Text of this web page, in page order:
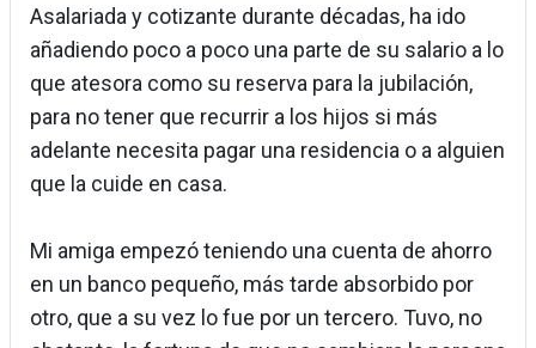
Asalariada y cotizante durante décadas, ha ido
añadiendo poco a poco una parte de su salario a lo
que atesora como su reserva para la jubilación,
para no tener que recurrir a los hijos si más
adelante necesita pagar una residencia o a alguien
que la cuide en casa.
Mi amiga empezó teniendo una cuenta de ahorro
en un banco pequeño, más tarde absorbido por
otro, que a su vez lo fue por un tercero. Tuvo, no